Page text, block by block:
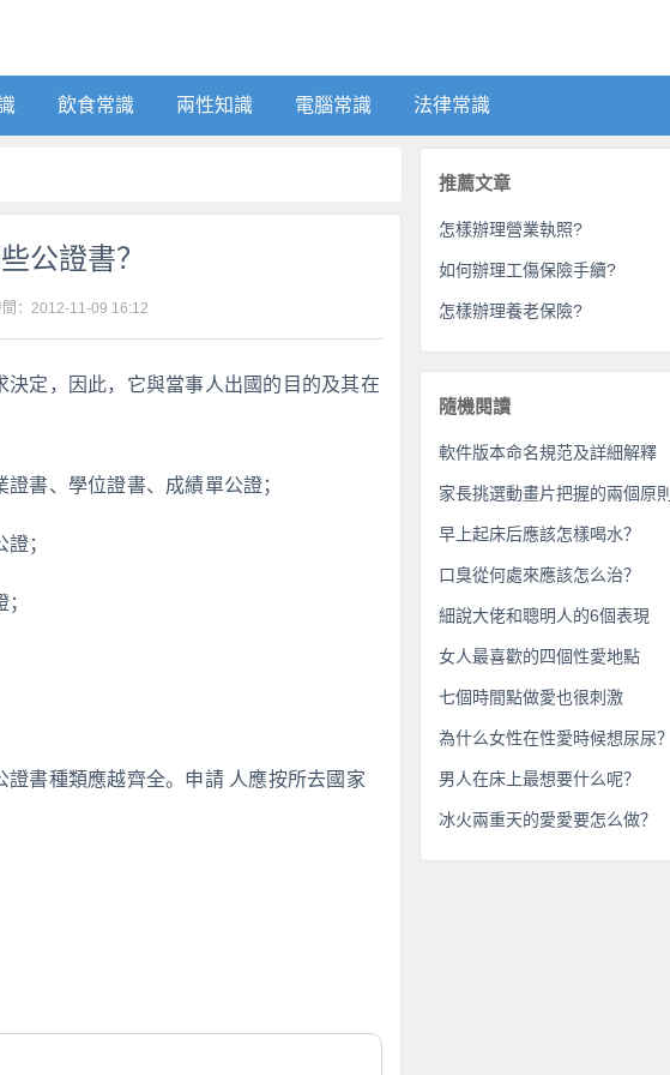
飲食常識 兩性知識 電腦常識 法律常識
公證書？
： 2012-11-09 16:12
定，因此，它與當事人出國的目的及其在
書、學位證書、成績單公證；
；
書種類應越齊全。申請 人應按所去國家
推薦文章
怎樣辦理營業執照?
如何辦理工傷保險手續?
怎樣辦理養老保險?
隨機閱讀
軟件版本命名規范及詳細解釋
家長挑選動畫片把握的兩個原則
早上起床后應該怎樣喝水？
口臭從何處來應該怎么治？
細說大佬和聰明人的6個表現
女人最喜歡的四個性愛地點
七個時間點做愛也很刺激
為什么女性在性愛時候想尿尿？
男人在床上最想要什么呢？
冰火兩重天的愛愛要怎么做？